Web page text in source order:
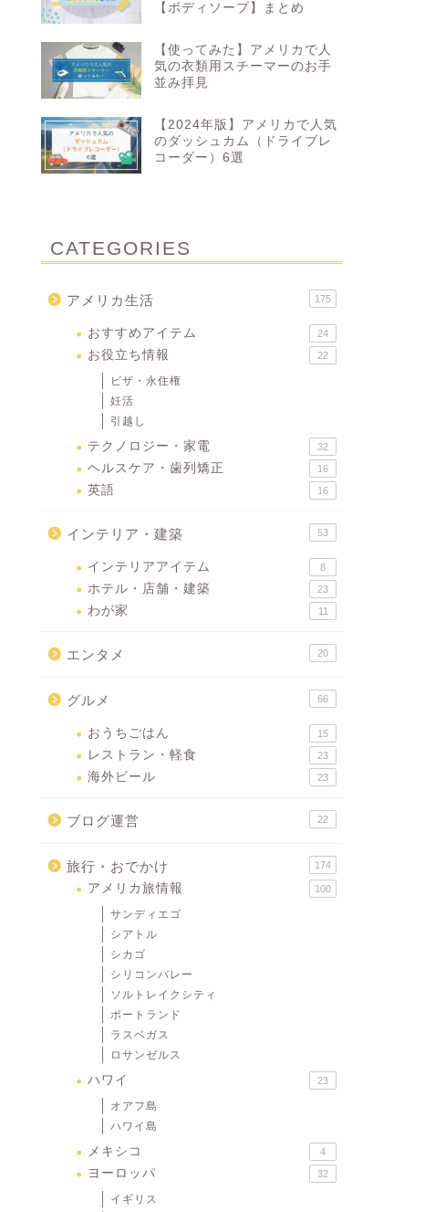
【ボディソープ】まとめ
【使ってみた】アメリカで人
気の衣類用スチーマーのお手
並み拝見
【2024年版】アメリカで人気
のダッシュカム（ドライブレ
コーダー）6選
CATEGORIES
アメリカ生活 175
おすすめアイテム 24
お役立ち情報 22
ビザ・永住権
妊活
引越し
テクノロジー・家電 32
ヘルスケア・歯列矯正 16
英語 16
インテリア・建築 53
インテリアアイテム 8
ホテル・店舗・建築 23
わが家 11
エンタメ 20
グルメ 66
おうちごはん 15
レストラン・軽食 23
海外ビール 23
ブログ運営 22
旅行・おでかけ 174
アメリカ旅情報 100
サンディエゴ
シアトル
シカゴ
シリコンバレー
ソルトレイクシティ
ポートランド
ラスベガス
ロサンゼルス
ハワイ 23
オアフ島
ハワイ島
メキシコ 4
ヨーロッパ 32
イギリス